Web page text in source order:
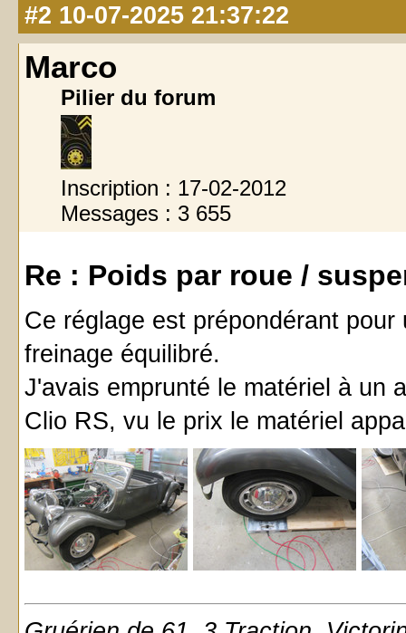
#2 10-07-2025 21:37:22
Marco
Pilier du forum
Inscription : 17-02-2012
Messages : 3 655
Re : Poids par roue /
Ce réglage est prépondérant
freinage équilibré.
J'avais emprunté le matériel à un
Clio RS, vu le prix le matériel